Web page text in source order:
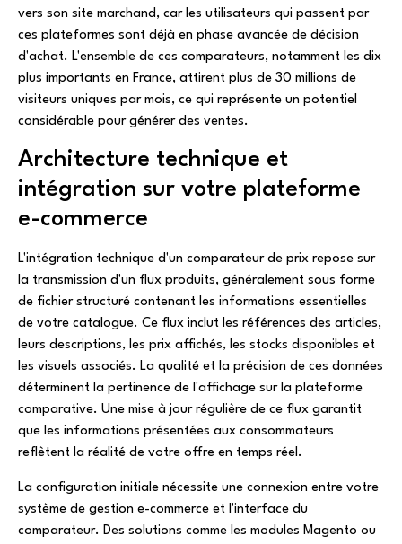
vers son site marchand, car les utilisateurs qui passent par
ces plateformes sont déjà en phase avancée de décision
d'achat. L'ensemble de ces comparateurs, notamment les dix
plus importants en France, attirent plus de 30 millions de
visiteurs uniques par mois, ce qui représente un potentiel
considérable pour générer des ventes.
Architecture technique et
intégration sur votre plateforme
e-commerce
L'intégration technique d'un comparateur de prix repose sur
la transmission d'un flux produits, généralement sous forme
de fichier structuré contenant les informations essentielles
de votre catalogue. Ce flux inclut les références des articles,
leurs descriptions, les prix affichés, les stocks disponibles et
les visuels associés. La qualité et la précision de ces données
déterminent la pertinence de l'affichage sur la plateforme
comparative. Une mise à jour régulière de ce flux garantit
que les informations présentées aux consommateurs
reflètent la réalité de votre offre en temps réel.
La configuration initiale nécessite une connexion entre votre
système de gestion e-commerce et l'interface du
comparateur. Des solutions comme les modules Magento ou